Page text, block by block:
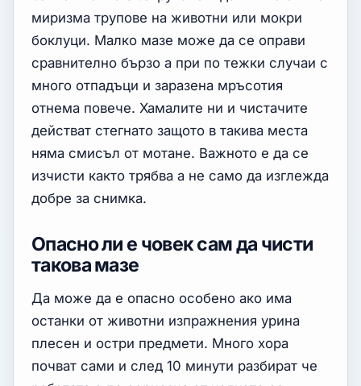
миризма трупове на животни или мокри
боклуци. Малко мазе може да се оправи
сравнително бързо а при по тежки случаи с
много отпадъци и заразена мръсотия
отнема повече. Хамалите ни и чистачите
действат стегнато защото в такива места
няма смисъл от мотане. Важното е да се
изчисти както трябва а не само да изглежда
добре за снимка.
Опасно ли е човек сам да чисти
такова мазе
Да може да е опасно особено ако има
останки от животни изпражнения урина
плесен и остри предмети. Много хора
почват сами и след 10 минути разбират че